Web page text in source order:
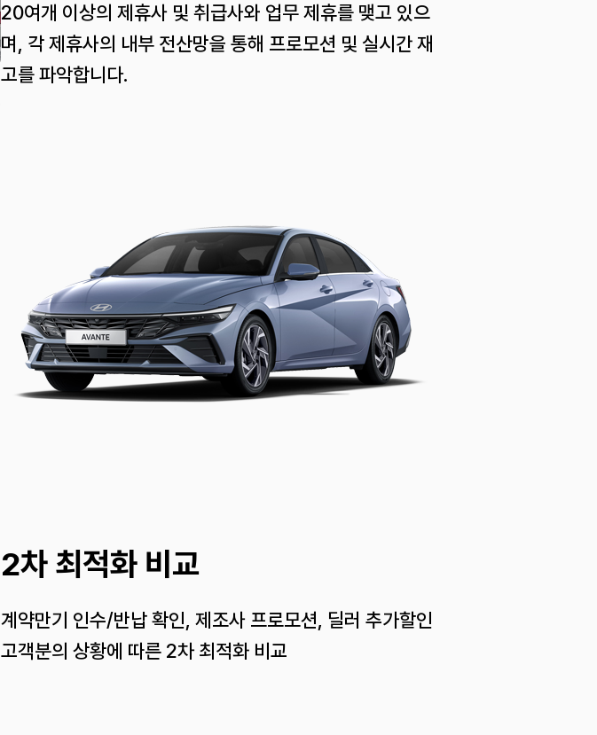
20여개 이상의 제휴사 및 취급사와 업무 제휴를 맺고 있으
며, 각 제휴사의 내부 전산망을 통해 프로모션 및 실시간 재
고를 파악합니다.
2차 최적화 비교
계약만기 인수/반납 확인, 제조사 프로모션, 딜러 추가할인
고객분의 상황에 따른 2차 최적화 비교